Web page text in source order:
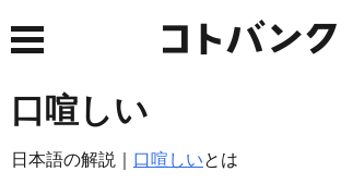
口喧しい
日本語の解説｜ 口喧しいとは